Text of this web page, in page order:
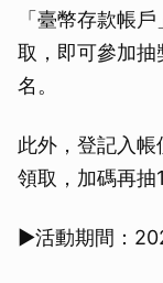
「臺幣存款帳
取，即可參加
名。
此外，登記入帳
領取，加碼再抽
▶活動期間：